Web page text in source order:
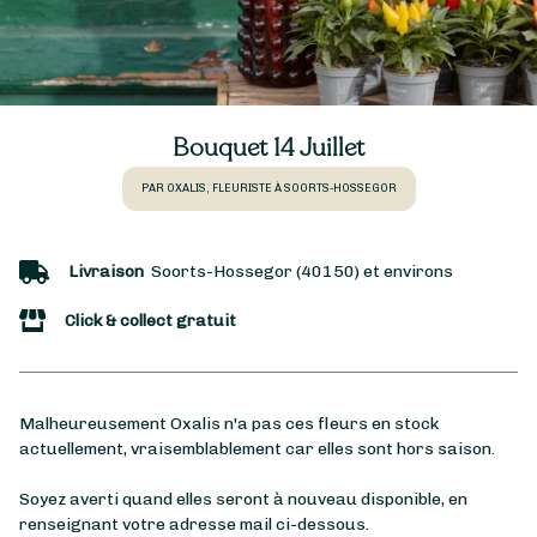
Bouquet 14 Juillet
PAR OXALIS, FLEURISTE À SOORTS-HOSSEGOR
Livraison Soorts-Hossegor (40150) et environs
Click & collect gratuit
Malheureusement Oxalis n'a pas ces fleurs en stock
actuellement, vraisemblablement car elles sont hors saison.
Soyez averti quand elles seront à nouveau disponible, en
renseignant votre adresse mail ci-dessous.